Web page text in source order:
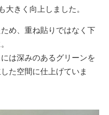
大きく向上しました。
め、重ね貼りではなく下
は深みのあるグリーンを
た空間に仕上げていま